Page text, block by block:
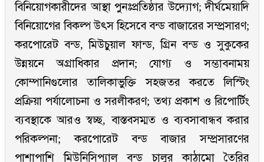
বিনিয়োগকারীদের আস্থা পুনঃপ্রতিষ্ঠার উদ্যোগ; দীর্ঘমেয়াদি
বিনিয়োগের বিকল্প উৎস হিসেবে বন্ড বাজারের সম্প্রসারণ;
করপোরেট বন্ড, মিউচুয়াল ফান্ড, গ্রিন বন্ড ও সুকুকের
উন্নয়নে অগ্রাধিকার প্রদান; যোগ্য ও সম্ভাবনাময়
কোম্পানিগুলোর তালিকাভুক্তি সহজতর করতে লিস্টিং
প্রক্রিয়া পর্যালোচনা ও সরলীকরণ; তথ্য প্রকাশ ও রিপোর্টিং
ব্যবস্থাকে আরও স্বচ্ছ, বাস্তবসম্মত ও ব্যবসাবান্ধব করার
পরিকল্পনা; করপোরেট বন্ড বাজার সম্প্রসারণের
পাশাপাশি মিউনিসিপ্যাল বন্ড চালুর কাঠামো তৈরির